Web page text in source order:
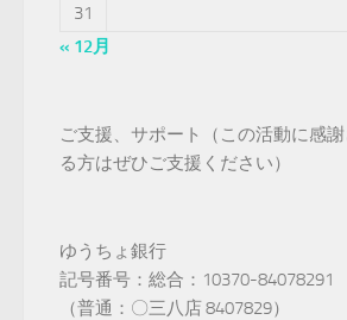
31
« 12月
ご支援、サポート（この活動に感
る方はぜひご支援ください）
ゆうちょ銀行
記号番号：総合：10370-84078291
（普通：〇三八店 8407829）